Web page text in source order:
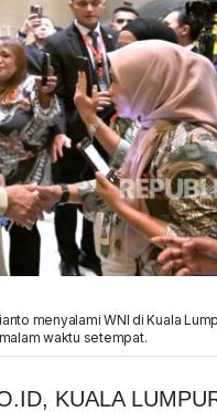
menyalami WNI di Kuala
waktu setempat.
KUALA